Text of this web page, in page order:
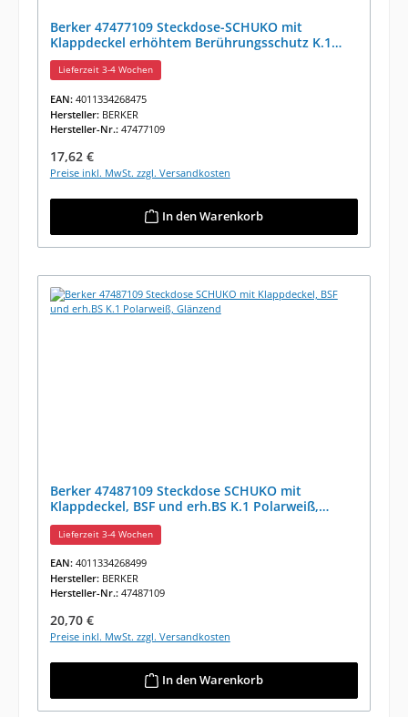
Berker 47477109 Steckdose-SCHUKO mit
Klappdeckel erhöhtem Berührungsschutz K.1
Polarweiß Glänzend
Lieferzeit 3-4 Wochen
EAN: 4011334268475
Hersteller: BERKER
Hersteller-Nr.: 47477109
Regulärer Preis:
17,62 €
Preise inkl. MwSt. zzgl. Versandkosten
In den Warenkorb
Berker 47487109 Steckdose SCHUKO mit
Klappdeckel, BSF und erh.BS K.1 Polarweiß,
Glänzend
Lieferzeit 3-4 Wochen
EAN: 4011334268499
Hersteller: BERKER
Hersteller-Nr.: 47487109
Regulärer Preis:
20,70 €
Preise inkl. MwSt. zzgl. Versandkosten
In den Warenkorb